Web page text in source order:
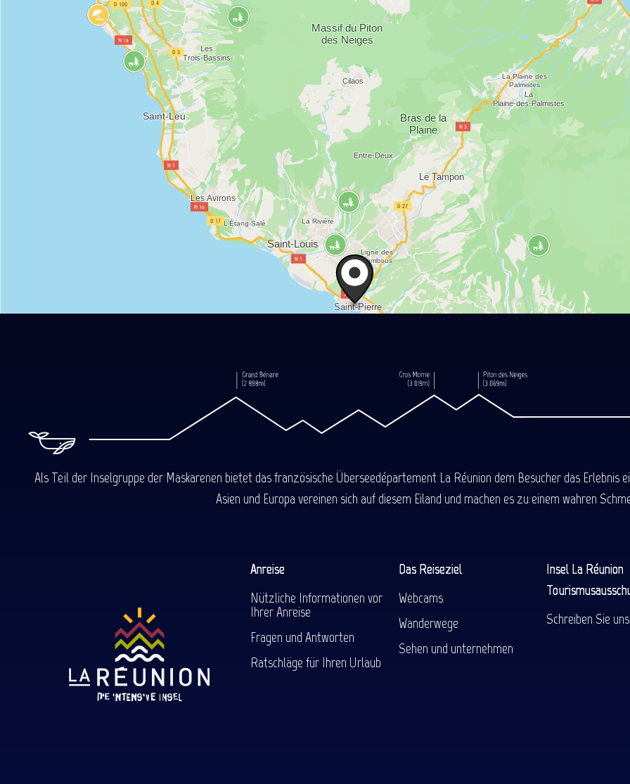
Als Teil der Inselgruppe der Maskarenen bietet das französische Überseedépartement La Réunion dem Besucher das Erlebnis
Asien und Europa vereinen sich auf diesem Eiland und machen es zu einem wahren
Anreise
Nützliche Informationen vor
Ihrer Anreise
Fragen und Antworten
Ratschläge für Ihren Urlaub
Das Reiseziel
Webcams
Wanderwege
Sehen und unternehmen
Insel La Réunion
Schreiben Sie uns